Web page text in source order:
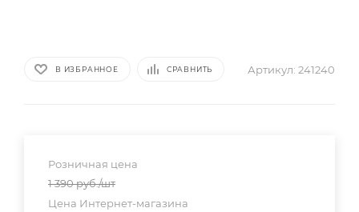
В ИЗБРАННОЕ СРАВНИТЬ Артикул: 241240
Розничная цена
1 390руб./шт
Цена Интернет-магазина